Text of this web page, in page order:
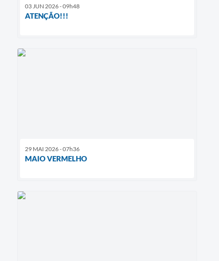
03 JUN 2026 - 09h48
ATENÇÃO!!!
29 MAI 2026 - 07h36
MAIO VERMELHO